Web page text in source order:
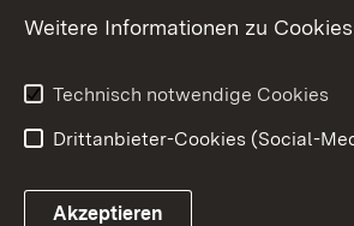
Organigramm
Link zum Landesportal
Weitere Informationen zu
Technisch notwendige Cookies
Drittanbieter-Cookies (Social-
Akzeptieren